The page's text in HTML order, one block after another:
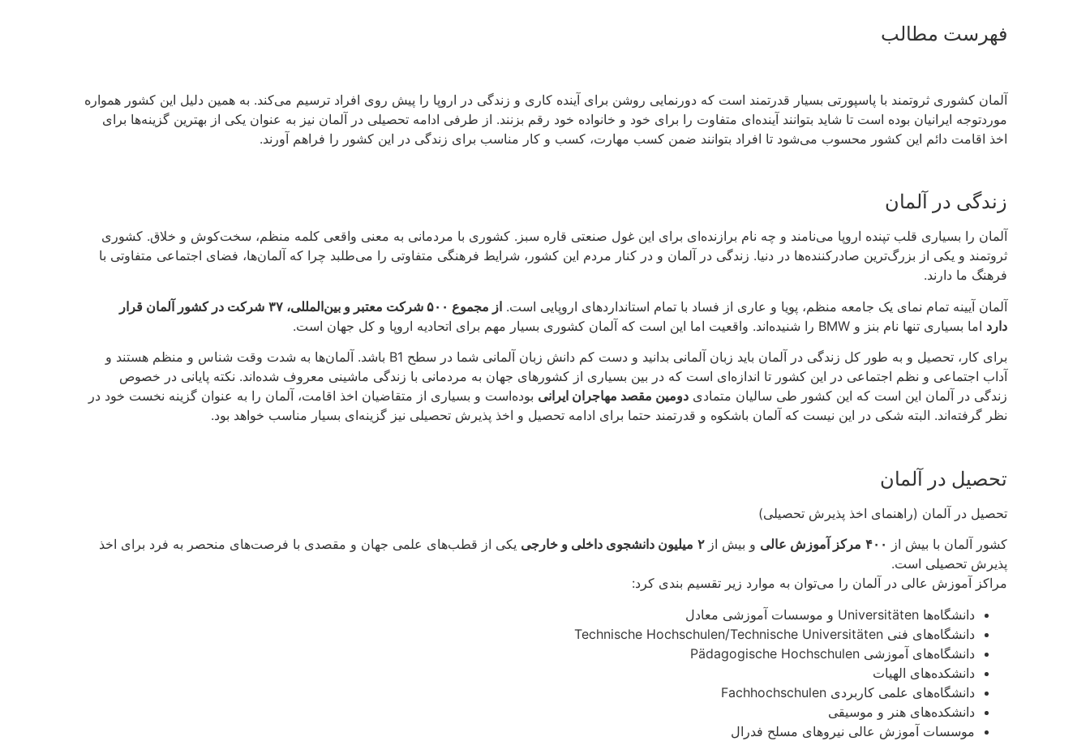
فهرست مطالب
آلمان کشوری ثروتمند با پاسپورتی بسیار قدرتمند است که دورنمایی روشن برای آینده کاری و زندگی در اروپا را پیش روی افراد ترسیم می‌کند. به همین دلیل این کشور همواره
موردتوجه ایرانیان بوده است تا شاید بتوانند آینده‌ای متفاوت را برای خود و خانواده خود رقم بزنند. از طرفی ادامه تحصیلی در آلمان نیز به عنوان یکی از بهترین گزینه‌ها برای
اخذ اقامت دائم این کشور محسوب می‌شود تا افراد بتوانند ضمن کسب مهارت، کسب و کار مناسب برای زندگی در این کشور را فراهم آورند.
زندگی در آلمان
آلمان را بسیاری قلب تپنده اروپا می‌نامند و چه نام برازنده‌ای برای این غول صنعتی قاره سبز. کشوری با مردمانی به معنی واقعی کلمه منظم، سخت‌کوش و خلاق. کشوری
ثروتمند و یکی از بزرگ‌ترین صادرکننده‌ها در دنیا. زندگی در آلمان و در کنار مردم این کشور، شرایط فرهنگی متفاوتی را می‌طلبد چرا که آلمان‌ها، فضای اجتماعی متفاوتی با
فرهنگ ما دارند.
آلمان آیینه تمام نمای یک جامعه منظم، پویا و عاری از فساد با تمام استانداردهای اروپایی است. از مجموع ۵۰۰ شرکت معتبر و بین‌المللی، ۳۷ شرکت در کشور آلمان قرار
دارد اما بسیاری تنها نام بنز و BMW را شنیده‌اند. واقعیت اما این است که آلمان کشوری بسیار مهم برای اتحادیه اروپا و کل جهان است.
برای کار، تحصیل و به طور کل زندگی در آلمان باید زبان آلمانی بدانید و دست کم دانش زبان آلمانی شما در سطح B1 باشد. آلمان‌ها به شدت وقت شناس و منظم هستند و
آداب اجتماعی و نظم اجتماعی در این کشور تا اندازه‌ای است که در بین بسیاری از کشورهای جهان به مردمانی با زندگی ماشینی معروف شده‌اند. نکته پایانی در خصوص
زندگی در آلمان این است که این کشور طی سالیان متمادی دومین مقصد مهاجران ایرانی بوده‌است و بسیاری از متقاضیان اخذ اقامت، آلمان را به عنوان گزینه نخست خود در
نظر گرفته‌اند. البته شکی در این نیست که آلمان باشکوه و قدرتمند حتما برای ادامه تحصیل و اخذ پذیرش تحصیلی نیز گزینه‌ای بسیار مناسب خواهد بود.
تحصیل در آلمان
تحصیل در آلمان (راهنمای اخذ پذیرش تحصیلی)
کشور آلمان با بیش از
۴۰۰ مرکز آموزش عالی و بیش از ۲ میلیون دانشجوی داخلی و خارجی یکی از قطب‌های علمی جهان و مقصدی با فرصت‌های منحصر به فرد برای اخذ
پذیرش تحصیلی است.
مراکز آموزش عالی در آلمان را می‌توان به موارد زیر تقسیم بندی کرد:
دانشگاه‌ها Universitäten و موسسات آموزشی معادل
دانشگاه‌های فنی Technische Hochschulen/Technische Universitäten
دانشگاه‌های آموزشی Pädagogische Hochschulen
دانشکده‌های الهیات
دانشگاه‌های علمی کاربردی Fachhochschulen
دانشکده‌های هنر و موسیقی
موسسات آموزش عالی نیروهای مسلح فدرال